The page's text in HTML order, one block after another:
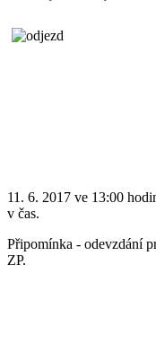
11. 6. 2017 ve 13:00
v čas.
Připomínka - odevzdání
ZP.